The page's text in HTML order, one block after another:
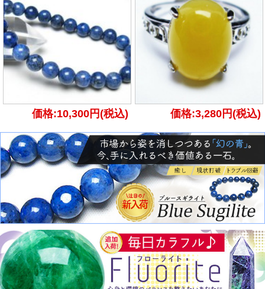
価格:10,300円(税込) 価格:3,280円(税込)